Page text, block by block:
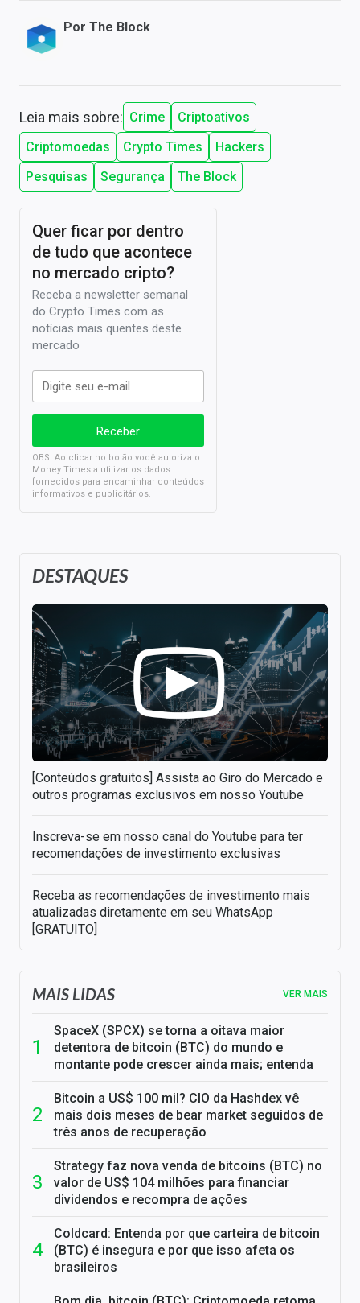
Por The Block
Leia mais sobre: Crime
Criptoativos
Criptomoedas
Crypto Times
Hackers
Pesquisas
Segurança The Block
DESTAQUES
[Conteúdos gratuitos] Assista ao Giro do Mercado e
outros programas exclusivos em nosso Youtube
Inscreva-se em nosso canal do Youtube para ter
recomendações de investimento exclusivas
Receba as recomendações de investimento mais
atualizadas diretamente em seu WhatsApp
[GRATUITO]
Quer ficar por dentro
de tudo que acontece
no mercado cripto?
Receba a newsletter semanal
do Crypto Times com as
notícias mais quentes deste
mercado
OBS: Ao clicar no botão você autoriza o
Money Times a utilizar os dados
fornecidos para encaminhar conteúdos
informativos e publicitários.
MAIS LIDAS VER MAIS
SpaceX (SPCX) se torna a oitava maior
detentora de bitcoin (BTC) do mundo e
montante pode crescer ainda mais; entenda
Bitcoin a US$ 100 mil? CIO da Hashdex vê
mais dois meses de bear market seguidos de
três anos de recuperação
Strategy faz nova venda de bitcoins (BTC) no
valor de US$ 104 milhões para financiar
dividendos e recompra de ações
Coldcard: Entenda por que carteira de bitcoin
(BTC) é insegura e por que isso afeta os
brasileiros